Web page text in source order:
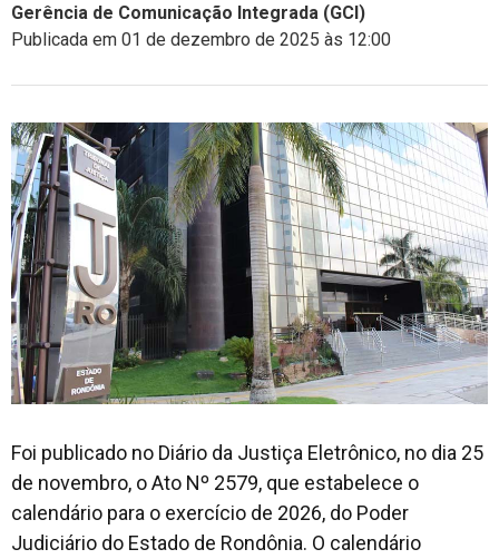
Gerência de Comunicação Integrada (GCI)
Publicada em 01 de dezembro de 2025 às 12:00
Foi publicado no Diário da Justiça Eletrônico, no dia 25
de novembro, o Ato Nº 2579, que estabelece o
calendário para o exercício de 2026, do Poder
Judiciário do Estado de Rondônia. O calendário